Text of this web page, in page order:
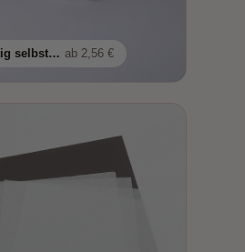
KAPA fix einseitig selbstklebend im Zuschnitt ab 2,56 €